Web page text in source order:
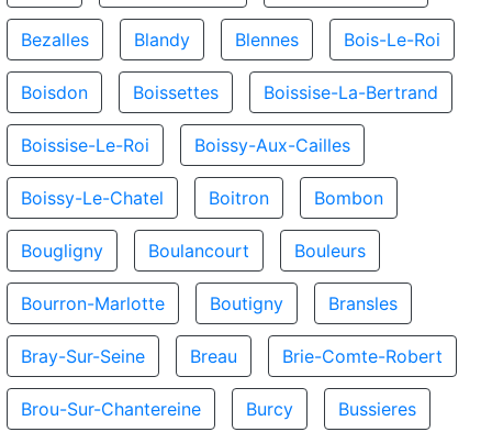
Bezalles Blandy Blennes Bois-Le-Roi
Boisdon Boissettes Boissise-La-Bertrand
Boissise-Le-Roi Boissy-Aux-Cailles
Boissy-Le-Chatel Boitron Bombon
Bougligny Boulancourt Bouleurs
Bourron-Marlotte Boutigny Bransles
Bray-Sur-Seine Breau Brie-Comte-Robert
Brou-Sur-Chantereine Burcy Bussieres